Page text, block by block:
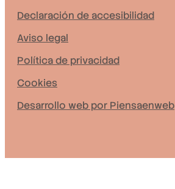
Declaración de accesibilidad
Aviso legal
Política de privacidad
Cookies
Desarrollo web por Piensaenweb